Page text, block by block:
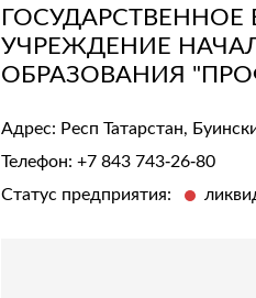
УЧРЕЖДЕНИЕ
ОБРАЗОВАНИЯ
Адрес: Респ Татарстан,
Телефон: +7 843 743-26-80
Статус предприятия: